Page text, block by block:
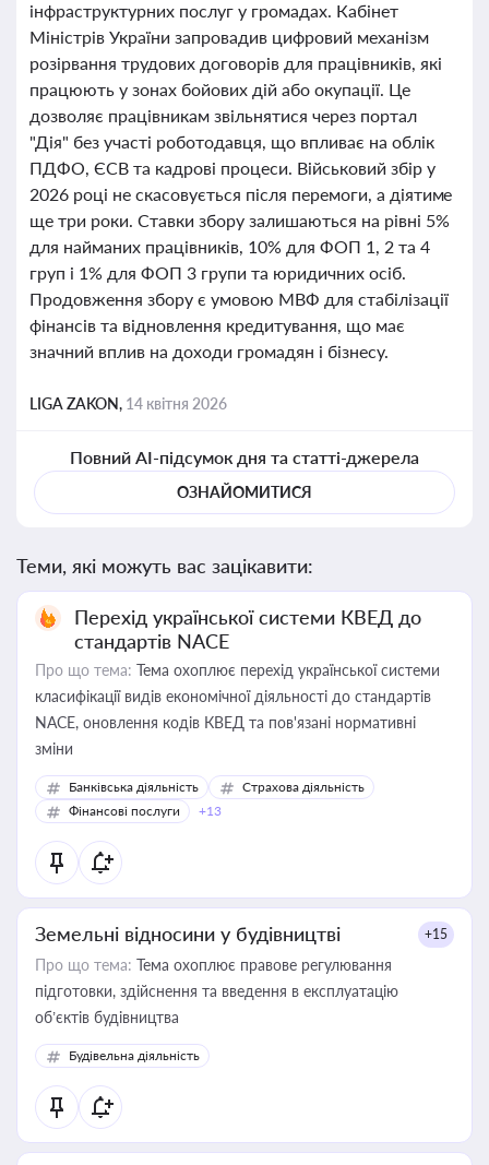
інфраструктурних послуг у громадах. Кабінет
Міністрів України запровадив цифровий механізм
розірвання трудових договорів для працівників, які
працюють у зонах бойових дій або окупації. Це
дозволяє працівникам звільнятися через портал
"Дія" без участі роботодавця, що впливає на облік
ПДФО, ЄСВ та кадрові процеси. Військовий збір у
2026 році не скасовується після перемоги, а діятиме
ще три роки. Ставки збору залишаються на рівні 5%
для найманих працівників, 10% для ФОП 1, 2 та 4
груп і 1% для ФОП 3 групи та юридичних осіб.
Продовження збору є умовою МВФ для стабілізації
фінансів та відновлення кредитування, що має
значний вплив на доходи громадян і бізнесу.
LIGA ZAKON, 14 квітня 2026
Повний AI-підсумок дня та статті-джерела
ОЗНАЙОМИТИСЯ
Теми, які можуть вас зацікавити:
Перехід української системи КВЕД до
стандартів NACE
Про що тема: Тема охоплює перехід української системи
класифікації видів економічної діяльності до стандартів
NACE, оновлення кодів КВЕД та пов'язані нормативні
зміни
Банківська діяльність
Страхова діяльність
Фінансові послуги
+13
Земельні відносини у будівництві +15
Про що тема: Тема охоплює правове регулювання
підготовки, здійснення та введення в експлуатацію
об’єктів будівництва
Будівельна діяльність